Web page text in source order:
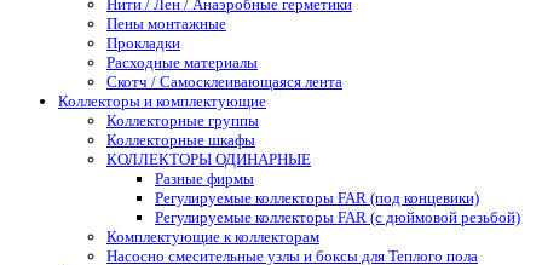
Нити / Лен / Анаэробные герметики
Пены монтажные
Прокладки
Расходные материалы
Скотч / Самосклеивающаяся лента
Коллекторы и комплектующие
Коллекторные группы
Коллекторные шкафы
КОЛЛЕКТОРЫ ОДИНАРНЫЕ
Разные фирмы
Регулируемые коллекторы FAR (под концевики)
Регулируемые коллекторы FAR (с дюймовой резьбой)
Комплектующие к коллекторам
Насосно смесительные узлы и боксы для Теплого пола